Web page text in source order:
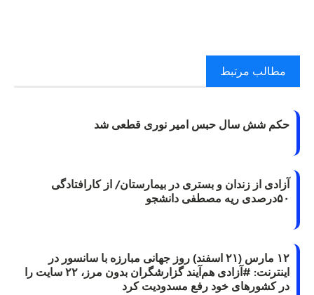
مطالب مرتبط
حکم شش سال حبس امیر نوری قطعی شد
آزادی از زندان و بستری در بیمارستان/ از کارافتادگی
۵۰درصدی ریه مصطفی دانشجو
۱۲ مارس (۲۱ اسفند) روز جهانی مبارزه با سانسور در
اینترنت: #آزادی هم‌آیند گزارشگران‌ بدون مرز، ۲۲ سایت را
در کشورهای خود رفع مسدودیت کرد